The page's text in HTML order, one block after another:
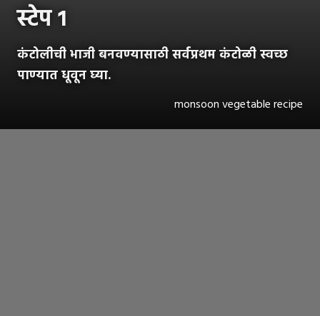
स्टेप १
कंटोलीची भाजी बनवण्यासाठी सर्वप्रथम कंटोळी स्वच्छ
पाण्यात धूवून घ्या.
monsoon vegetable recipe